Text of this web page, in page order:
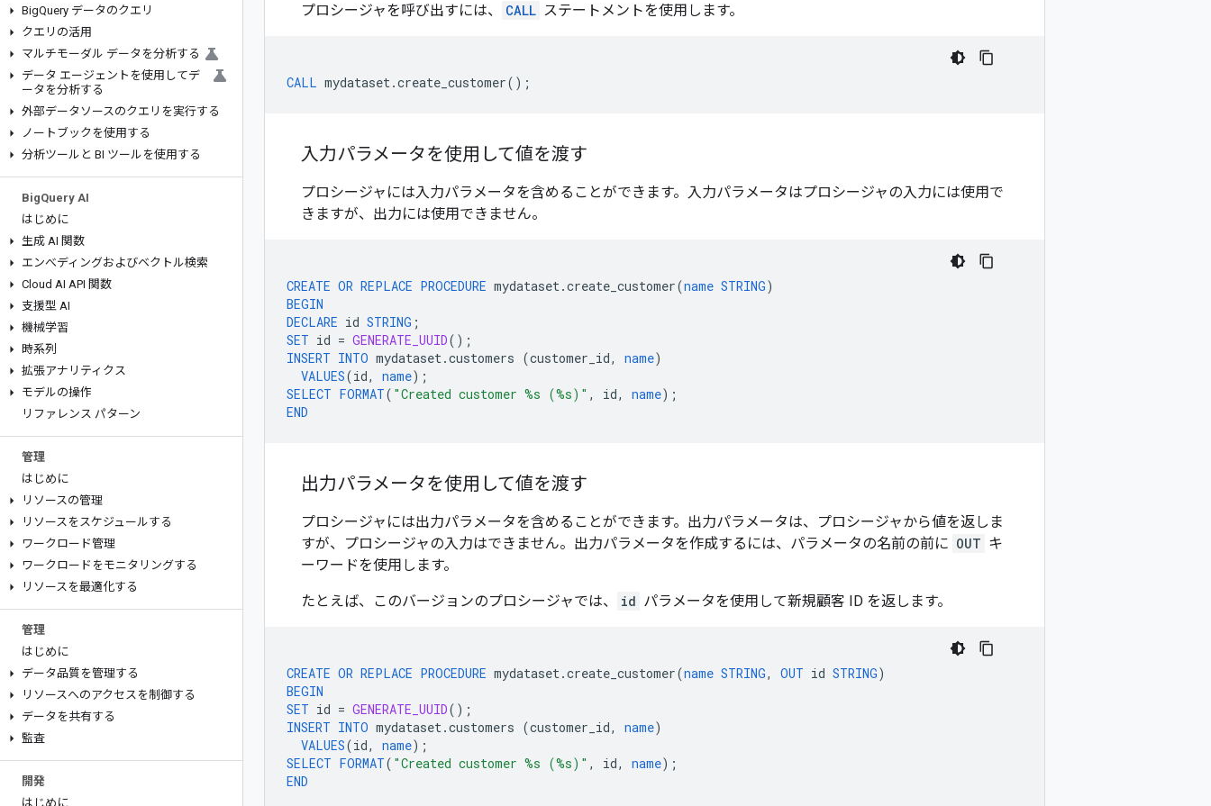
BigQuery データのクエリ
クエリの活用
マルチモーダル データを分析する
データ エージェントを使用してデ
ータを分析する
外部データソースのクエリを実行する
ノートブックを使用する
分析ツールと BI ツールを使用する
BigQuery AI
はじめに
生成 AI 関数
エンべディングおよびベクトル検索
Cloud AI API 関数
支援型 AI
機械学習
時系列
拡張アナリティクス
モデルの操作
リファレンス パターン
管理
はじめに
リソースの管理
リソースをスケジュールする
ワークロード管理
ワークロードをモニタリングする
リソースを最適化する
管理
はじめに
データ品質を管理する
リソースへのアクセスを制御する
データを共有する
監査
開発
はじめに
プロシージャを呼び出すには、 CALL ステートメントを使用します。
CALL mydataset.create_customer();
入力パラメータを使用して値を渡す
プロシージャには入力パラメータを含めることができます。入力パラメータはプロシージャの入力には使用で
きますが、出力には使用できません。
CREATE OR REPLACE PROCEDURE mydataset.create_customer(name STRING)
BEGIN
DECLARE id STRING ;
SET id = GENERATE_UUID();
INSERT INTO mydataset.customers (customer_id, name)
VALUES(id, name);
SELECT FORMAT( "Created customer %s (%s)" , id, name);
END
出力パラメータを使用して値を渡す
プロシージャには出力パラメータを含めることができます。出力パラメータは、プロシージャから値を返しま
すが、プロシージャの入力はできません。出力パラメータを作成するには、パラメータの名前の前に OUT キ
ーワードを使用します。
たとえば、このバージョンのプロシージャでは、 id パラメータを使用して新規顧客 ID を返します。
CREATE OR REPLACE PROCEDURE mydataset.create_customer(name STRING, OUT id STRING)
BEGIN
SET id = GENERATE_UUID();
INSERT INTO mydataset.customers (customer_id, name)
VALUES(id, name);
SELECT FORMAT( "Created customer %s (%s)" , id, name);
END